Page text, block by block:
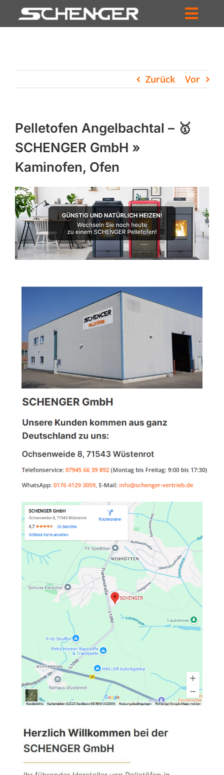
Inhalt
HÄNDLERSUCHE
UNTERNEHMEN
PROFIL
WARENKORB
PRODUCTS
SEARCH
Zurück Vor
Pelletofen Angelbachtal – 🥇
SCHENGER GmbH »
Kaminofen, Ofen